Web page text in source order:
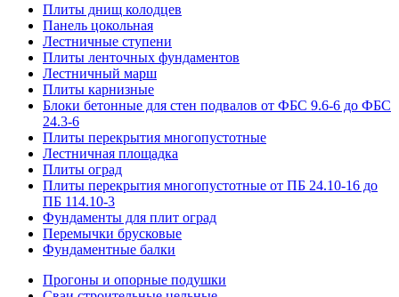
Плиты днищ колодцев
Панель цокольная
Лестничные ступени
Плиты ленточных фундаментов
Лестничный марш
Плиты карнизные
Блоки бетонные для стен подвалов от ФБС 9.6-6 до ФБС
24.3-6
Плиты перекрытия многопустотные
Лестничная площадка
Плиты оград
Плиты перекрытия многопустотные от ПБ 24.10-16 до
ПБ 114.10-3
Фундаменты для плит оград
Перемычки брусковые
Фундаментные балки
Прогоны и опорные подушки